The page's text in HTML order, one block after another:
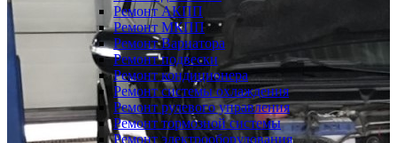
Ремонт АКПП
Ремонт МКПП
Ремонт Вариатора
Ремонт подвески
Ремонт кондиционера
Ремонт системы охлаждения
Ремонт рулевого управления
Ремонт тормозной системы
Ремонт электрооборудования